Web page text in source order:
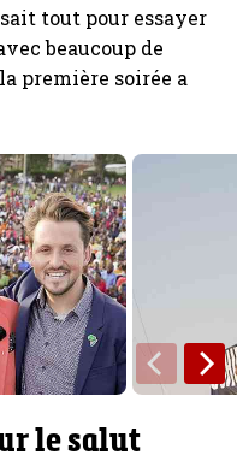
tout pour essayer
beaucoup de
première soirée a
le salut